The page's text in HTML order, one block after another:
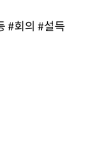
#회의 #설득